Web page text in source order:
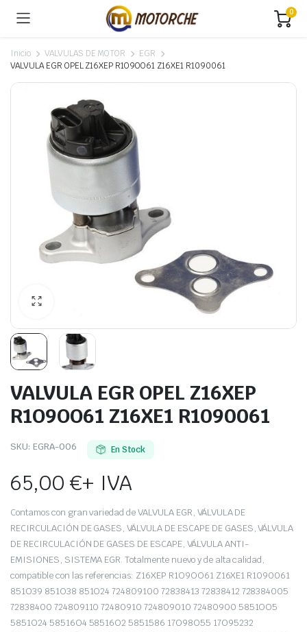
0
Inicio VALVULAS DE MOTOR
EGR
VALVULA EGR OPEL Z16XEP R1O9OO61 Z16XE1 R1090061
VALVULA EGR OPEL Z16XEP
R1O9OO61 Z16XE1 R1090061
SKU: EGRA-006 En Stock
65,00€+ IVA
Contamos con gran variedad de VALVULA EGR, VÁLVULA DE
RECIRCULACIÓN DE GASES, VÁLVULA DE ESCAPE DE GASES, VÁLVULA
DE RECIRCULACIÓN DE GASES DE ESCAPE, VÁLVULA ANTI-
EMISIONES, SISTEMA EGR. Totalmente nuevo y de alta calidad,
compatible con las referencias: Z16XEP R1O9OO61 Z16XE1 R1090061
851O39 851O38 851O24 724809100 72838413 72838412 728384005
72838400 724809110 72480910 724809010 72480900 5851OO5
5851O24 58516O4 58516O2 5851586 17O98O55 17O95232